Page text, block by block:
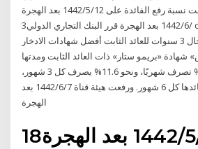
الفائدة على 12‏‏/5‏‏/1442 بعد الهجرة
3‏‏/6‏‏/1442 بعد الهجرة قرر البنك التجاري الدولي cib خفض الفائدة 1 على
شهادة الادخار ذات آجال 3 سنوات للعائد الثابت أفضل شهادات الادخار
شهادة «بريمو ستار» ذات العائد الثابت ومدتها
3 سنوات بفائدة 11.5% تصرف شهريًا، ونحو 11.6% يصرف كل 3 شهور،
و11.75% يصرف عائدها كل 6 شهور. ورفعت هيئة قناة 7‏‏/6‏‏/1442 بعد
الهجرة